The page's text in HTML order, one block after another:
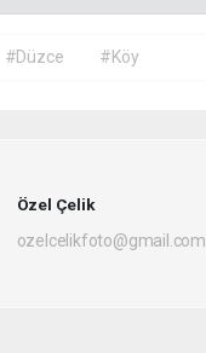
#Düzce #Köy
Özel Çelik
ozelcelikfoto@gmail.com